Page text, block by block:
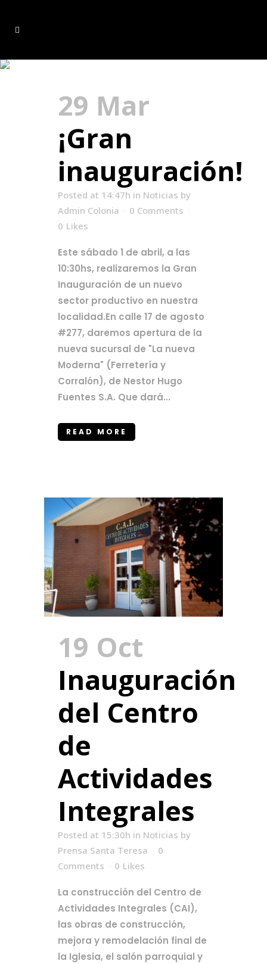
29 Mar
¡Gran
inauguración!
Posted at 14:47h in Noticias by
Admin Colonia
0 Comments
0 Likes
Este sábado 1 de abril, a las
10:30hs, realizaremos la Gran
Inauguración de un nuevo
sector productivo en nuestra
localidad.En calle 17 de agosto
#277, daremos apertura de la
nueva sucursal de "La nueva
Moderna" (Ferretería y
Corralón), de Nestor Hugo
Fuentes S.A. Que dará...
READ MORE
19 Oct
Inauguración
del Centro
de
Actividades
Integrales
Posted at 15:30h in Noticias by
Prensa Santa Teresa
0
Comments
0 Likes
La construcción del Centro de
Actividades Integrales (CAI),
las obras de construcción,
mejora y remodelación final de
la Iglesia, el salón parroquial y